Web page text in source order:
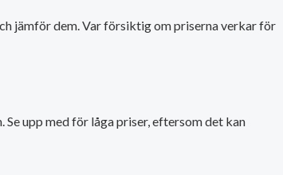
jämför dem. Var försiktig om priserna verkar för
upp med för låga priser, eftersom det kan